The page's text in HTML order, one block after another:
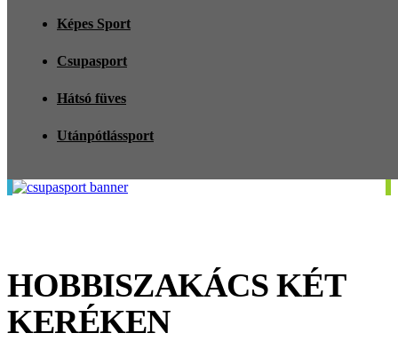
Képes Sport
Csupasport
Hátsó füves
Utánpótlássport
HOBBISZAKÁCS KÉT
KERÉKEN